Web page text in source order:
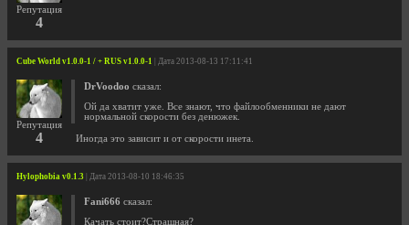
Репутация
4
Cube World v1.0.0-1 / + RUS v1.0.0-1 | Дата 2013-08-13 17:11:41
Репутация
4
DrVoodoo сказал:
Ой да хватит уже. Все знают, что файлообменники не дают
нормальной скорости без денюжек.
Иногда это зависит и от скорости инета.
Hylophobia v0.1.3 | Дата 2013-08-10 18:46:35
Fani666 сказал:
Качать стоит?Страшная?